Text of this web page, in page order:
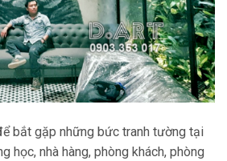
bắt gặp những bức tranh tường tại
học, nhà hàng, phòng khách, phòng